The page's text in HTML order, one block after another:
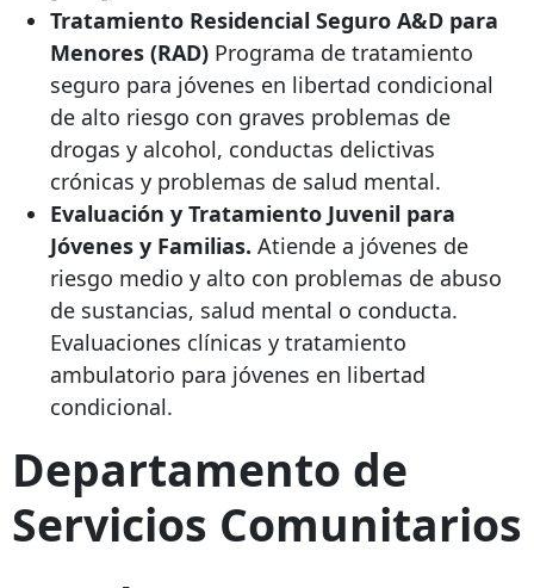
Tratamiento Residencial Seguro A&D para
Menores (RAD) Programa de tratamiento
seguro para jóvenes en libertad condicional
de alto riesgo con graves problemas de
drogas y alcohol, conductas delictivas
crónicas y problemas de salud mental.
Evaluación y Tratamiento Juvenil para
Jóvenes y Familias. Atiende a jóvenes de
riesgo medio y alto con problemas de abuso
de sustancias, salud mental o conducta.
Evaluaciones clínicas y tratamiento
ambulatorio para jóvenes en libertad
condicional.
Departamento de
Servicios Comunitarios